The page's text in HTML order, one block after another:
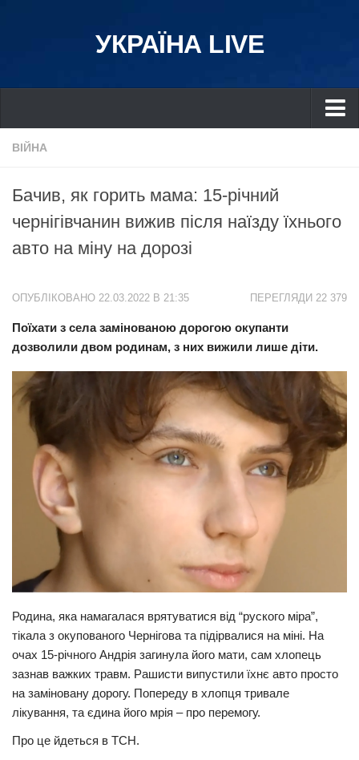
УКРАЇНА LIVE
Україна
Дніпро
Львів
Івано-Франківськ
Донбас
Одеса
Прикарпаття
Економіка
Політика
Світ
Цікаво
Наука
Технології
Історії
Привітання
Здоров’я
Події
Кримінал
Трагедії
ВІЙНА
Бачив, як горить мама: 15-річний
чернігівчанин вижив після наїзду їхнього
авто на міну на дорозі
ПЕРЕГЛЯДИ 22 379
ОПУБЛІКОВАНО 22.03.2022 В 21:35
Поїхати з села замінованою дорогою окупанти
дозволили двом родинам, з них вижили лише діти.
Родина, яка намагалася врятуватися від “руского міра”,
тікала з окупованого Чернігова та підірвалися на міні. На
очах 15-річного Андрія загинула його мати, сам хлопець
зазнав важких травм. Рашисти випустили їхнє авто просто
на заміновану дорогу. Попереду в хлопця тривале
лікування, та єдина його мрія – про перемогу.
Про це йдеться в ТСН.